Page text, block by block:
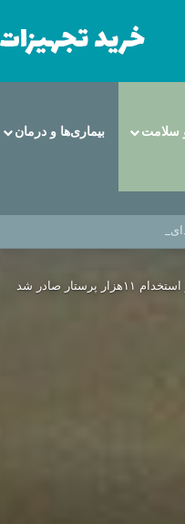
سلامت بیماری‌ها و درمان
مناسب برای ایمپلنت دندان
پرستار صادر شد